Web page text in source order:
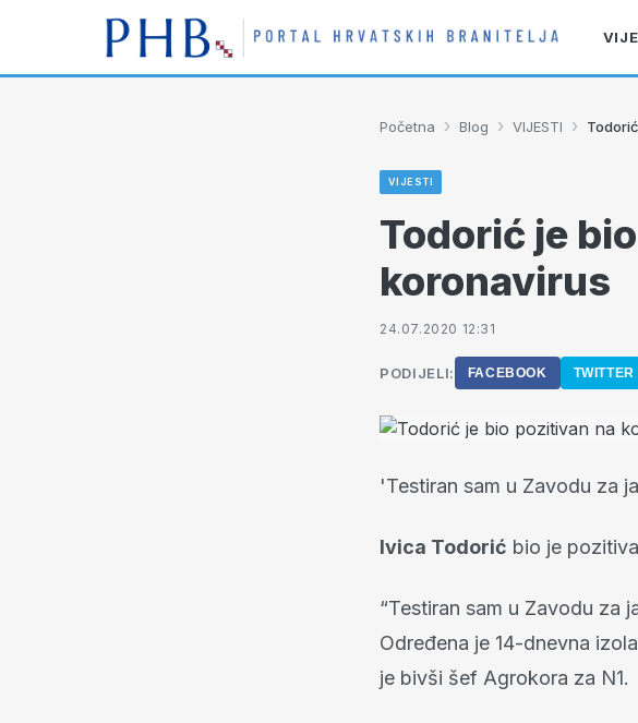
Početna › Blog › VIJESTI ›
VIJESTI
Todorić je
koronavirus
24.07.2020 12:31
PODIJELI: FACEBOOK TWITTER
'Testiran sam u Zavodu za
Ivica Todorić bio je
“Testiran sam u Zavodu za
Određena je 14-dnevna
je bivši šef Agrokora za N1.